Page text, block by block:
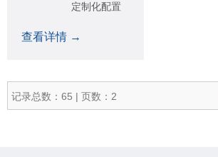
定制化配置
查看详情 →
记录总数：65 | 页数：2